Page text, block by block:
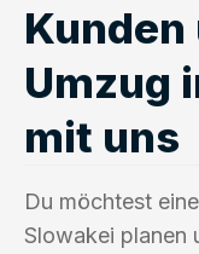
Kunden
Umzug
mit uns
Du möchtest
Slowakei planen